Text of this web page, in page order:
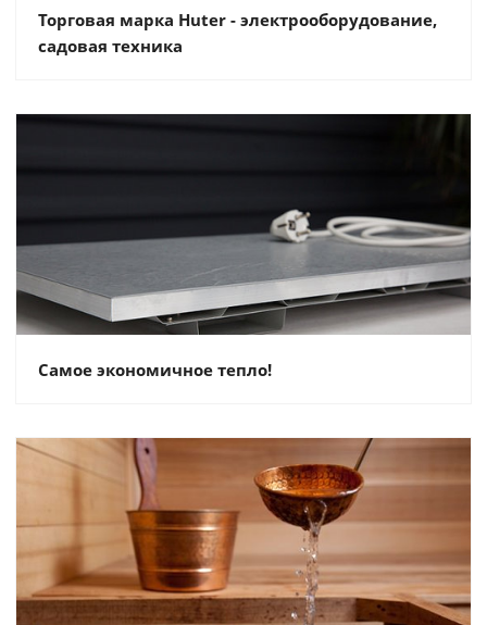
Торговая марка Huter - электрооборудование,
садовая техника
Самое экономичное тепло!